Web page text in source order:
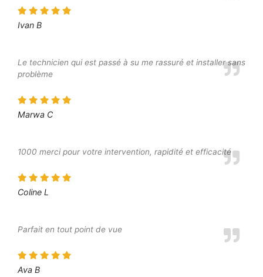
Ivan B
Le technicien qui est passé à su me rassuré et installer sans
problème
Marwa C
1000 merci pour votre intervention, rapidité et efficacité
Coline L
Parfait en tout point de vue
Ava B